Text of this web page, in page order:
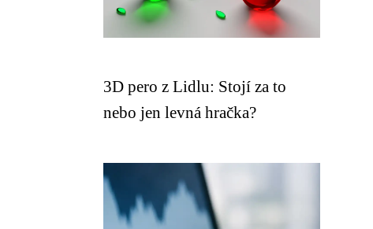
3D pero z Lidlu: Stojí za to
nebo jen levná hračka?